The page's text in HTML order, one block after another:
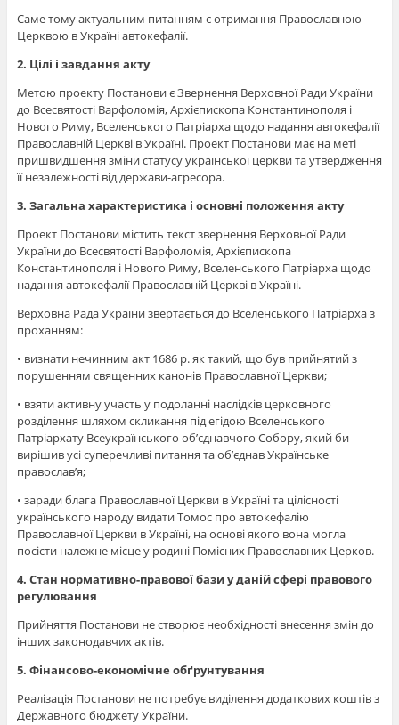
Саме тому актуальним питанням є отримання Православною
Церквою в Україні автокефалії.
2. Цілі і завдання акту
Метою проекту Постанови є Звернення Верховної Ради України
до Всесвятості Варфоломія, Архієпископа Константинополя і
Нового Риму, Вселенського Патріарха щодо надання автокефалії
Православній Церкві в Україні. Проект Постанови має на меті
пришвидшення зміни статусу української церкви та утвердження
її незалежності від держави-агресора.
3. Загальна характеристика і основні положення акту
Проект Постанови містить текст звернення Верховної Ради
України до Всесвятості Варфоломія, Архієпископа
Константинополя і Нового Риму, Вселенського Патріарха щодо
надання автокефалії Православній Церкві в Україні.
Верховна Рада України звертається до Вселенського Патріарха з
проханням:
• визнати нечинним акт 1686 р. як такий, що був прийнятий з
порушенням священних канонів Православної Церкви;
• взяти активну участь у подоланні наслідків церковного
розділення шляхом скликання під егідою Вселенського
Патріархату Всеукраїнського об’єднавчого Собору, який би
вирішив усі суперечливі питання та об’єднав Українське
православ’я;
• заради блага Православної Церкви в Україні та цілісності
українського народу видати Томос про автокефалію
Православної Церкви в Україні, на основі якого вона могла
посісти належне місце у родині Помісних Православних Церков.
4. Стан нормативно-правової бази у даній сфері правового
регулювання
Прийняття Постанови не створює необхідності внесення змін до
інших законодавчих актів.
5. Фінансово-економічне обґрунтування
Реалізація Постанови не потребує виділення додаткових коштів з
Державного бюджету України.